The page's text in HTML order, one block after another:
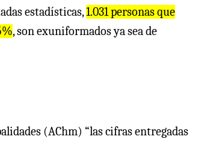
estadísticas,1.031 personas que
, son exuniformados ya sea de
(AChm) “las cifras entregadas